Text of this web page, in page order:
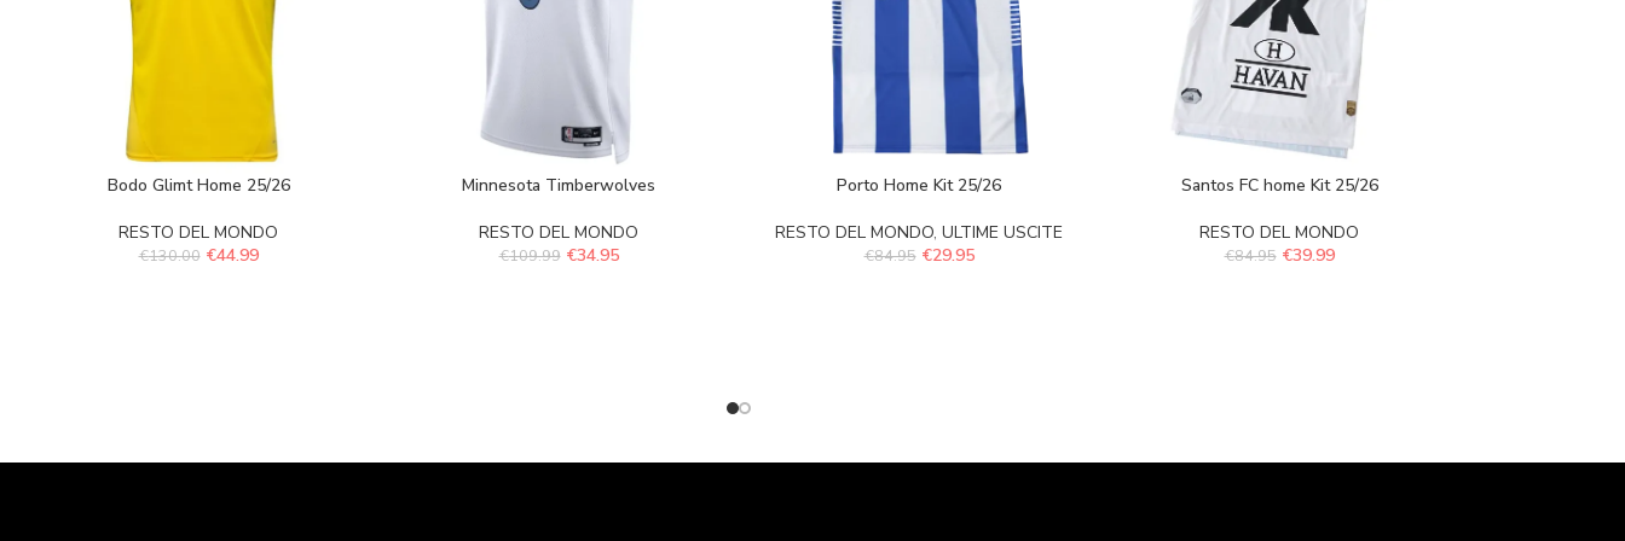
Bodo Glimt Home 25/26
RESTO DEL MONDO
€130.00 €44.99
Minnesota Timberwolves
RESTO DEL MONDO
€109.99 €34.95
Porto Home Kit 25/26
RESTO DEL MONDO, ULTIME USCITE
€84.95 €29.95
Santos FC home Kit 25/26
RESTO DEL MONDO
€84.95 €39.99